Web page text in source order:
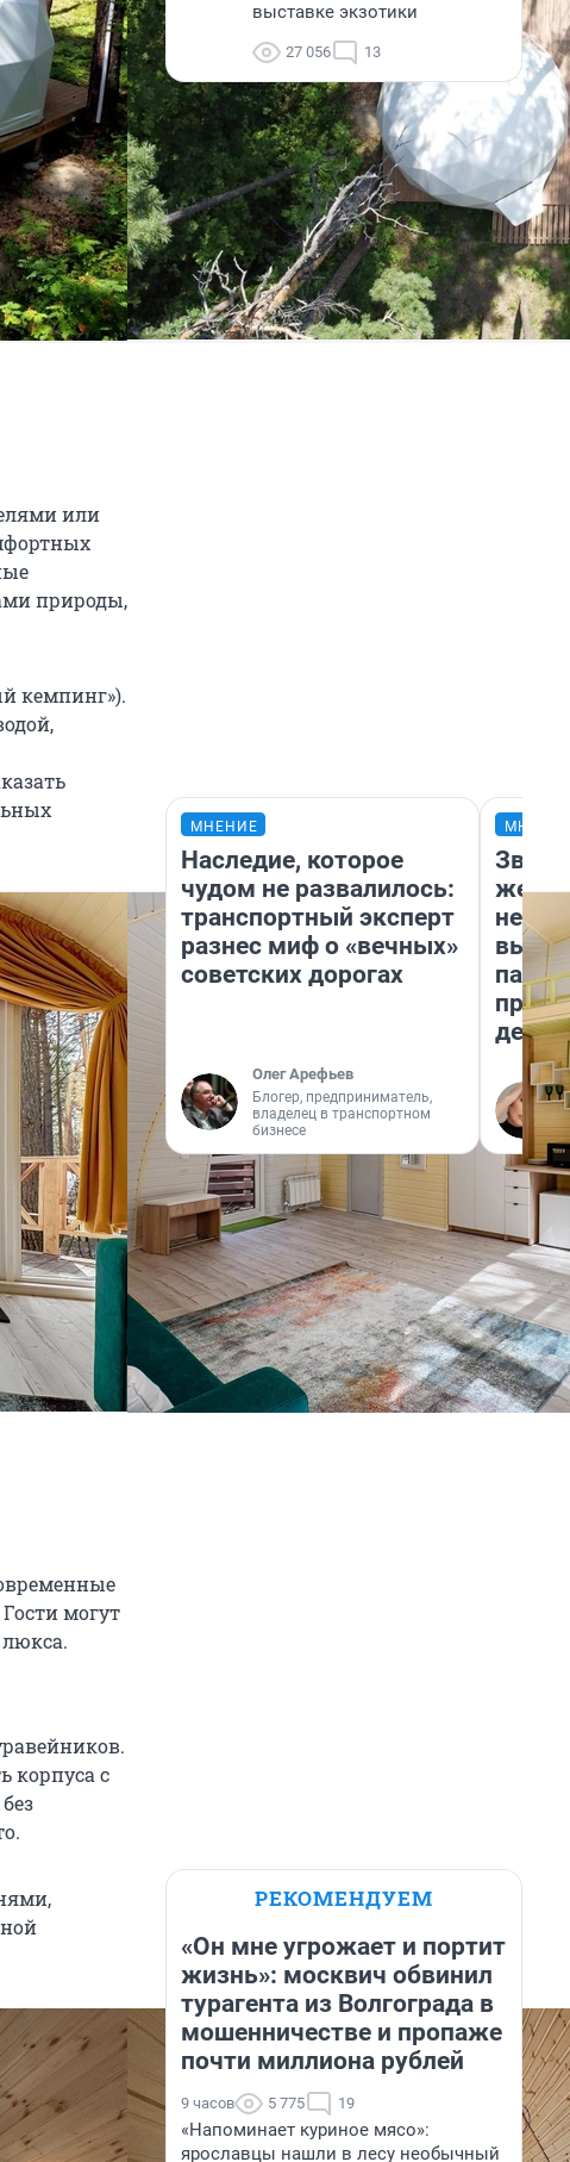
или
природы,
кемпинг»).
могут
корпуса с
выставке экзотики
27 056 13
МНЕНИЕ
Наследие, которое
чудом не развалилось:
транспортный эксперт
разнес миф о «вечных»
советских дорогах
Олег Арефьев
Блогер, предприниматель,
владелец в транспортном
бизнесе
день
РЕКОМЕНДУЕМ
«Он мне угрожает и портит
жизнь»: москвич обвинил
турагента из Волгограда в
мошенничестве и пропаже
почти миллиона рублей
9 часов 5 775 19
«Напоминает куриное мясо»:
ярославцы нашли в лесу необычный